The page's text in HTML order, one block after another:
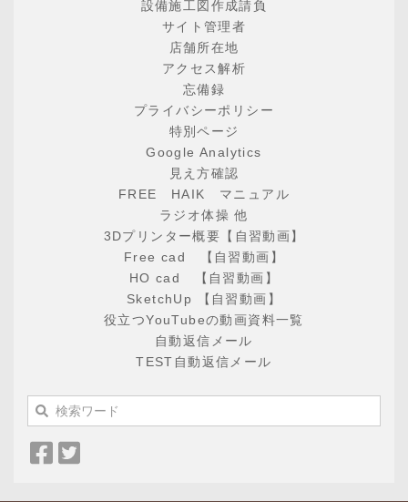
設備施工図作成請負
サイト管理者
店舗所在地
アクセス解析
忘備録
プライバシーポリシー
特別ページ
Google Analytics
見え方確認
FREE HAIK マニュアル
ラジオ体操 他
3Dプリンター概要【自習動画】
Free cad 【自習動画】
HO cad 【自習動画】
SketchUp 【自習動画】
役立つYouTubeの動画資料一覧
自動返信メール
TEST自動返信メール
Facebook